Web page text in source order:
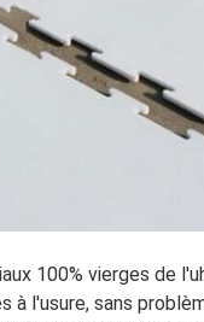
100% vierges de
l'usure, sans